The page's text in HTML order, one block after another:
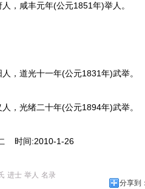
咸丰元年(公元1851年)举人。
道光十一年(公元1831年)武举。
光绪二十年(公元1894年)武举。
时间:2010-1-26
进士 举人 名录
分享到：